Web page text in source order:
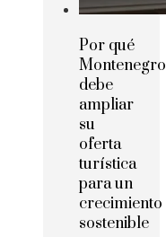
Por qué
Montenegro
debe
ampliar
su
oferta
turística
para un
crecimiento
sostenible